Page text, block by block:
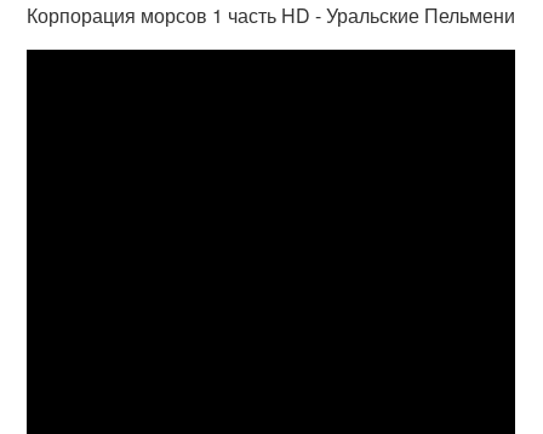
Корпорация морсов 1 часть HD - Уральские Пельмени